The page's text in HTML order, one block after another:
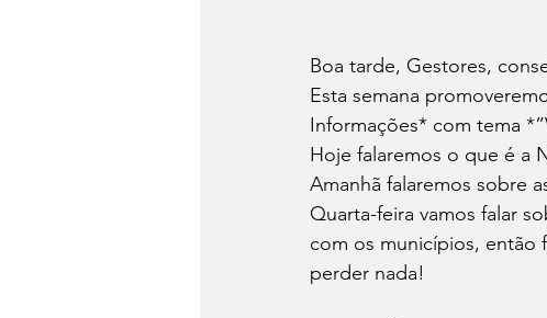
Boa tarde, Gestores,
Esta semana
Informações* com tema
Hoje falaremos o que é a
Amanhã falaremos sobre
Quarta-feira vamos falar
com os municípios, então
perder nada!